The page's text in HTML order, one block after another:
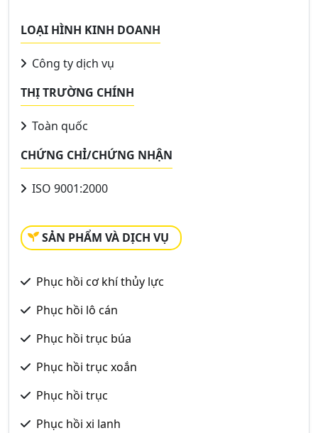
LOẠI HÌNH KINH DOANH
Công ty dịch vụ
THỊ TRƯỜNG CHÍNH
Toàn quốc
CHỨNG CHỈ/CHỨNG NHẬN
ISO 9001:2000
SẢN PHẨM VÀ DỊCH VỤ
Phục hồi cơ khí thủy lực
Phục hồi lô cán
Phục hồi trục búa
Phục hồi trục xoắn
Phục hồi trục
Phục hồi xi lanh